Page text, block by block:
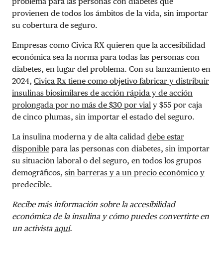
provienen de todos los ámbitos de la vida, sin importar
su cobertura de seguro.
Empresas como Civica RX quieren que la accesibilidad
económica sea la norma para todas las personas con
diabetes, en lugar del problema. Con su lanzamiento en
2024, Civica Rx tiene como objetivo fabricar y distribuir
insulinas biosimilares de acción rápida y de acción
prolongada por no más de $30 por vial y $55 por caja
de cinco plumas, sin importar el estado del seguro.
La insulina moderna y de alta calidad debe estar
disponible para las personas con diabetes, sin importar
su situación laboral o del seguro, en todos los grupos
demográficos, sin barreras y a un precio económico y
predecible.
Recibe más información sobre la accesibilidad
económica de la insulina y cómo puedes convertirte en
un activista aquí.